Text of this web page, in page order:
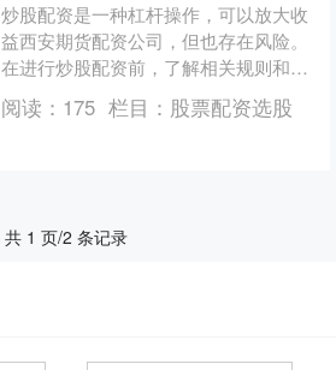
炒股配资是一种杠杆操作，可以放大收
益西安期货配资公司，但也存在风险。
在进行炒股配资前，了解相关规则和谨
慎操作至关重要。 * **资金杠杆：**投资
者可以借用资金....
阅读： 175 栏目： 股票配资选股
共 1 页/2 条记录